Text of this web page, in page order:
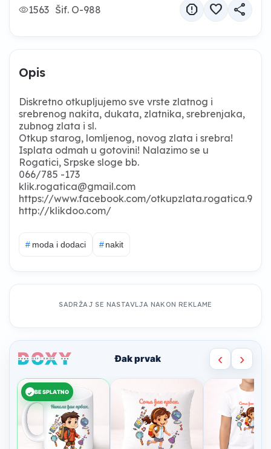
1563 Šif. O-988 report favorite share
Opis
Diskretno otkupljujemo sve vrste zlatnog i
srebrenog nakita, dukata, zlatnika, srebrenjaka,
zubnog zlata i sl.
Otkup starog, lomljenog, novog zlata i srebra!
Isplata odmah u gotovini! Nalazimo se u
Rogatici, Srpske sloge bb.
066/785 -173
klik.rogatica@gmail.com
https://www.facebook.com/otkupzlata.rogatica.9
http://klikdoo.com/
# moda i dodaci # nakit
SADRŽAJ SE NASTAVLJA NAKON REKLAME